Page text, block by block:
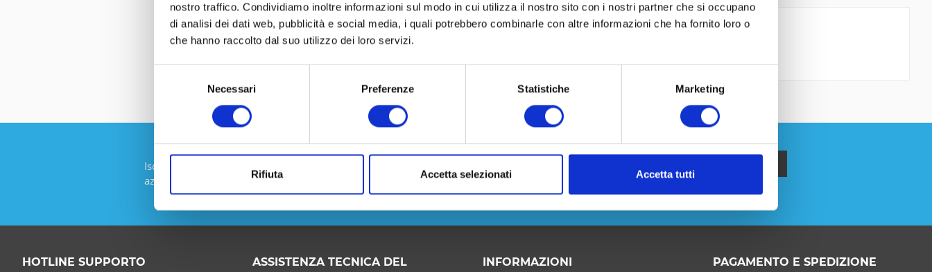
nostro traffico. Condividiamo inoltre informazioni sul modo in cui utilizza il nostro sito con i nostri partner che si occupano
di analisi dei dati web, pubblicità e social media, i quali potrebbero combinarle con altre informazioni che ha fornito loro o
che hanno raccolto dal suo utilizzo dei loro servizi.
Necessari Preferenze Statistiche Marketing
Rifiuta Accetta selezionati Accetta tutti
CP-7925G-A-K9 | Cisco Systems CP-7925G-A-K9 Cisco 7925G FCC, Battery/Power Supply Not Included
Iscriviti alla newsletter gratuita e non perdere nessuna notizia o
azione da IT-Planet.
Ho letto la
HOTLINE SUPPORTO
ASSISTENZA TECNICA DEL
INFORMAZIONI PAGAMENTO E SPEDIZIONE